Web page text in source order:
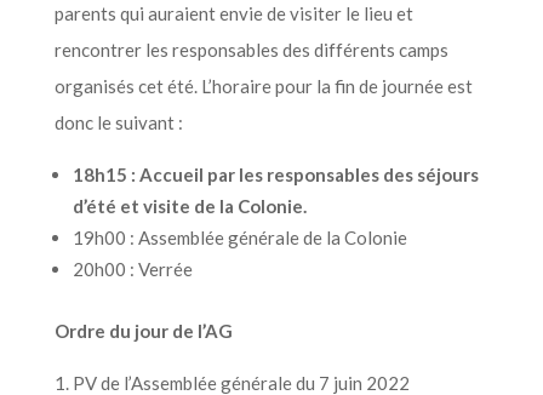
parents qui auraient envie de visiter le lieu et
rencontrer les responsables des différents camps
organisés cet été. L’horaire pour la fin de journée est
donc le suivant :
18h15 : Accueil par les responsables des séjours
d’été et visite de la Colonie.
19h00 : Assemblée générale de la Colonie
20h00 : Verrée
Ordre du jour de l’AG
PV de l’Assemblée générale du 7 juin 2022